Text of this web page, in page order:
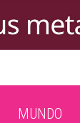
MUNDO